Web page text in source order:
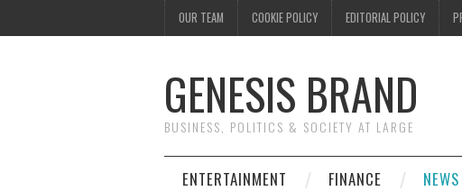
OUR TEAM COOKIE POLICY EDITORIAL POLICY
GENESIS BRAND
BUSINESS, POLITICS & SOCIETY AT LARGE
ENTERTAINMENT FINANCE NEWS